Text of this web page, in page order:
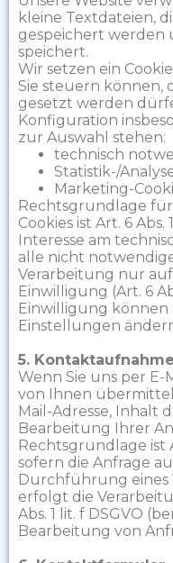
kleine Textdateien,
gespeichert werden
speichert.
Wir setzen ein
Sie steuern können,
gesetzt werden
Konfiguration
zur Auswahl stehen:
technisch
Statistik-/
Marketing-
Rechtsgrundlage
Cookies ist Art. 6
Interesse am
alle nicht
Verarbeitung nur
Einwilligung (Art. 6
Einwilligung können
Einstellungen
5.
Wenn Sie uns per
von Ihnen
Mail-Adresse, Inhalt
Bearbeitung Ihrer
Rechtsgrundlage ist
sofern die Anfrage
Durchführung eines
erfolgt die
Abs. 1 lit. f DSGVO
Bearbeitung von